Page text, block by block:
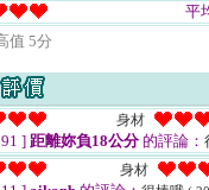
平
值 5分
身材
] 距離妳負18公分的評論：
身材